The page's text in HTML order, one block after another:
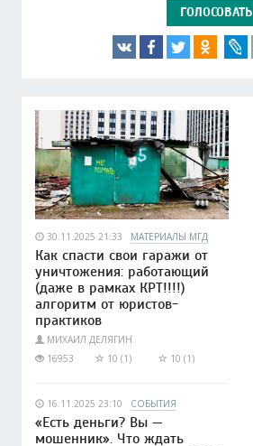
ГОЛОСОВАТЬ
30.11.2025 21:33 МАТЕРИАЛЫ МГД
Как спасти свои гаражи от
уничтожения: работающий
(даже в рамках КРТ!!!!)
алгоритм от юристов-
практиков
МИХАИЛ ДЕЛЯГИН
16953
10 (1) 10 (1)
16.11.2025 23:10 СОБЫТИЯ
«Есть деньги? Вы —
мошенник». Что ждать